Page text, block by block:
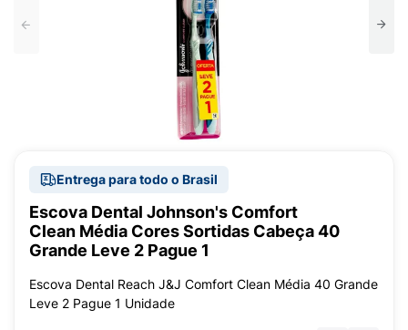
Entrega para todo o Brasil
Escova Dental Johnson's Comfort
Clean Média Cores Sortidas Cabeça 40
Grande Leve 2 Pague 1
Escova Dental Reach J&J Comfort Clean Média 40 Grande
Leve 2 Pague 1 Unidade